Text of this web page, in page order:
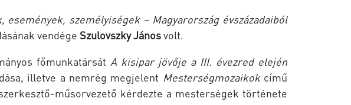
események, személyiségek – Magyarország évszázadaiból
vendége Szulovszky Jánosvolt.
főmunkatársát A kisipar jövője a III. évezred elején
illetve a nemrég megjelent Mesterségmozaikokcímű
műsorvezető kérdezte a mesterségek története